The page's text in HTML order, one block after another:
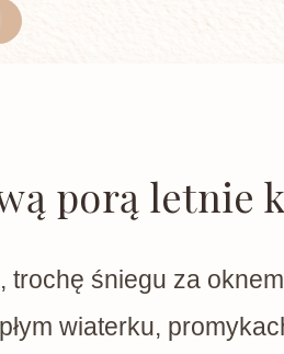
porą letnie
trochę śniegu za
wiaterku,